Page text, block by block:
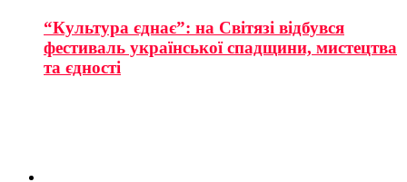
“Культура єднає”: на Світязі відбувся
фестиваль української спадщини, мистецтва
та єдності